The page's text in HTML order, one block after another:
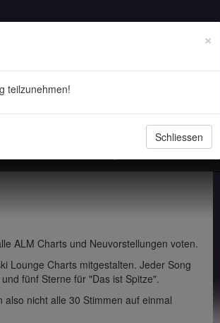
ALM Charts und Neuvorstellungen voten.
Lounge Charts mitgestalten. Jeder Song
fünf Sterne für "Das ist Spitze".
nicht alle 30 Stimmen auf einmal
×
teilzunehmen!
Schliessen